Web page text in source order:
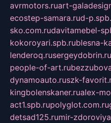
avrmotors.ruart-
ecostep-samara.rud-
sko.com.rudavitamebel-
kokoroyari.spb.rublesna-
lenderoq.rusergeydobrin.ru
people-of-art.ru
dynamoauto.ruszk-
kingbolenskaner.rualex-
act1.spb.rupolyglot.com.ru
detsad125.rumir-